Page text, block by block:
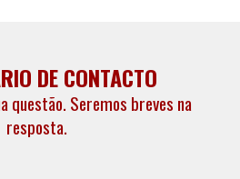
DE CONTACTO
questão. Seremos breves na
resposta.